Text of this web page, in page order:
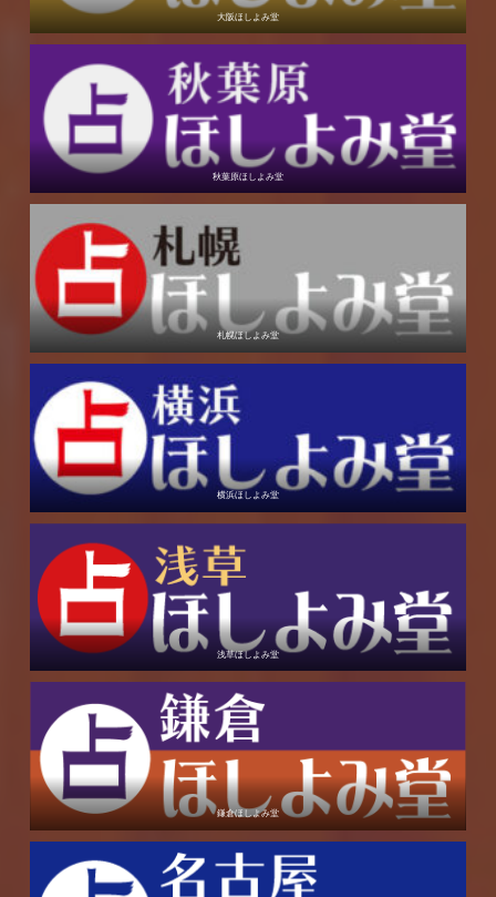
大阪ほしよみ堂
秋葉原ほしよみ堂
札幌ほしよみ堂
横浜ほしよみ堂
浅草ほしよみ堂
鎌倉ほしよみ堂